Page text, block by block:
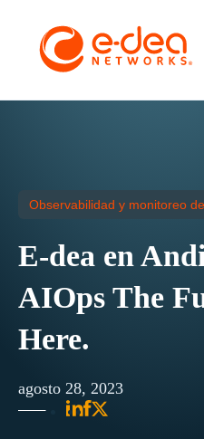
Observabilidad y monitoreo
E-dea en
AIOps The
Here.
agosto 28, 2023